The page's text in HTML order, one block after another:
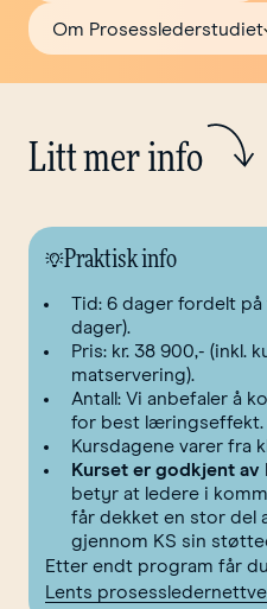
Om Prosesslederstudiet
Litt mer info
Praktisk info
Tid: 6 dager fordelt
dager).
Pris: kr. 38 900,- (inkl.
matservering).
Antall: Vi anbefaler å
for best læringseffekt.
Kursdagene varer fra
Kurset er godkjent
betyr at ledere i
får dekket en stor del
gjennom KS sin
Etter endt program får
Lents